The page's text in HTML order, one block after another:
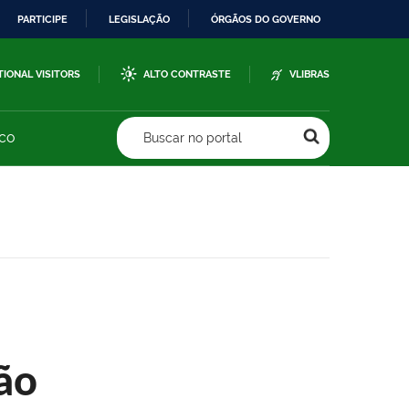
PARTICIPE LEGISLAÇÃO ÓRGÃOS DO GOVERNO
VISITORS ALTO CONTRASTE VLIBRAS
Buscar no portal